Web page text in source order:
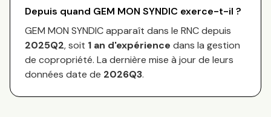
Depuis quand GEM MON SYNDIC exerce-t-il ?
GEM MON SYNDICapparaît dans le RNC depuis
2025Q2, soit 1 an d'expérience dans la gestion
de copropriété. La dernière mise à jour de leurs
données date de 2026Q3.